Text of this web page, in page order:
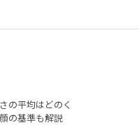
の平均はどのく
の基準も解説